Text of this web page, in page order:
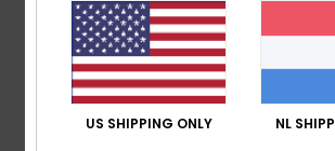
ERJKT04129 Kleurcode
Kenmerken
Stof:Gewafelde stof van
elastaan [200 g/m2]
US SHIPPING ONLY NL